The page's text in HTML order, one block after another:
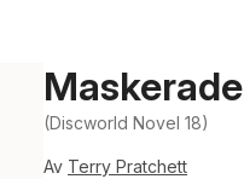
Maskerade
(Discworld Novel 18)
Av Terry Pratchett